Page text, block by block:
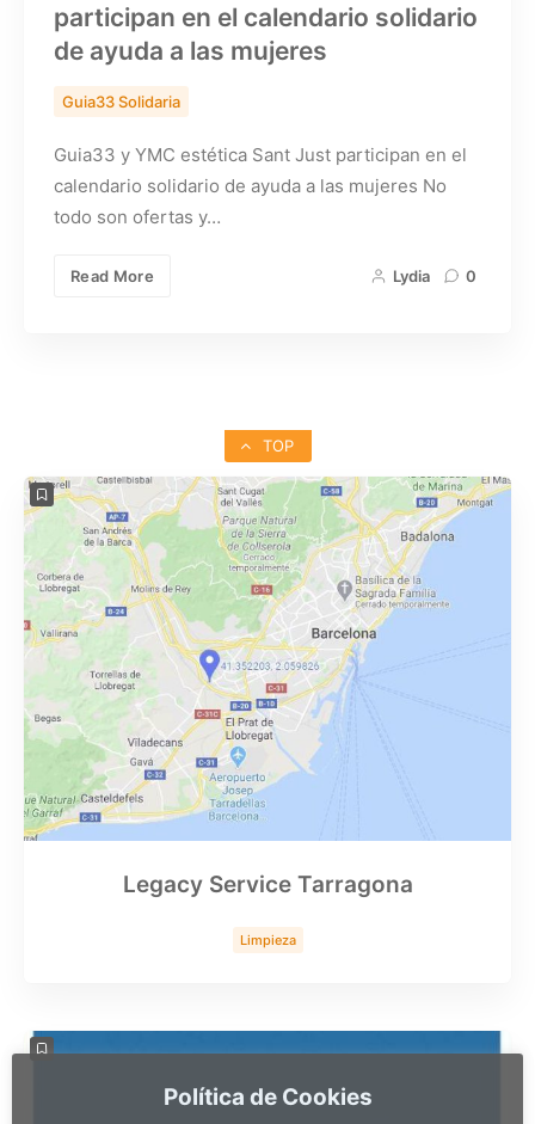
participan en el calendario solidario
de ayuda a las mujeres
Guia33 Solidaria
Guia33 y YMC estética Sant Just participan en el
calendario solidario de ayuda a las mujeres No
todo son ofertas y…
Read More Lydia 0
TOP
Legacy Service Tarragona
Limpieza
Política de Cookies